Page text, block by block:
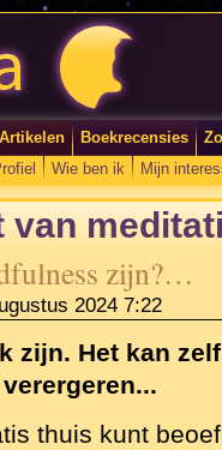
Artikelen Boekrecensies
Wie ben ik Mijn
van
zijn?…
2024 7:22
zijn. Het kan
thuis kunt